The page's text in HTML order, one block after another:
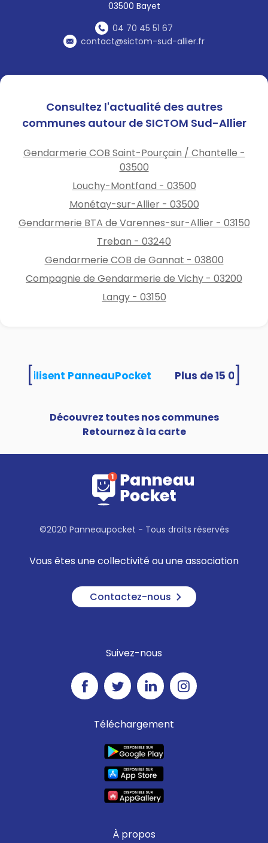
03500 Bayet
04 70 45 51 67
contact@sictom-sud-allier.fr
Consultez l'actualité des autres
communes autour de SICTOM Sud-Allier
Gendarmerie COB Saint-Pourçain / Chantelle -
03500
Louchy-Montfand - 03500
Monétay-sur-Allier - 03500
Gendarmerie BTA de Varennes-sur-Allier - 03150
Treban - 03240
Gendarmerie COB de Gannat - 03800
Compagnie de Gendarmerie de Vichy - 03200
Langy - 03150
utilisent PanneauPocket
Découvrez toutes nos communes
Retournez à la carte
©2020 Panneaupocket - Tous droits réservés
Vous êtes une collectivité ou une association
Contactez-nous
Suivez-nous
Téléchargement
À propos